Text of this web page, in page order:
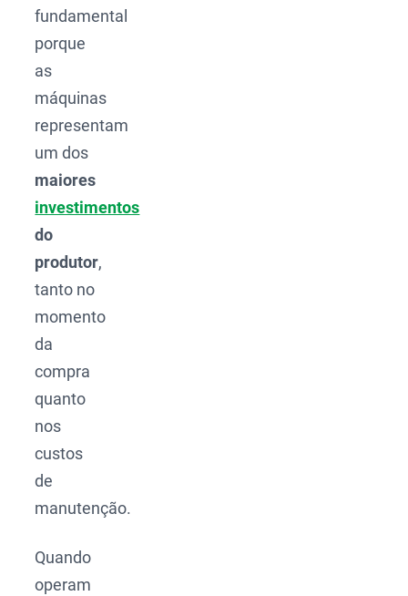
fundamental
porque
as
máquinas
representam
um dos
maiores
investimentos
do
produtor,
tanto no
momento
da
compra
quanto
nos
custos
de
manutenção.
Quando
operam